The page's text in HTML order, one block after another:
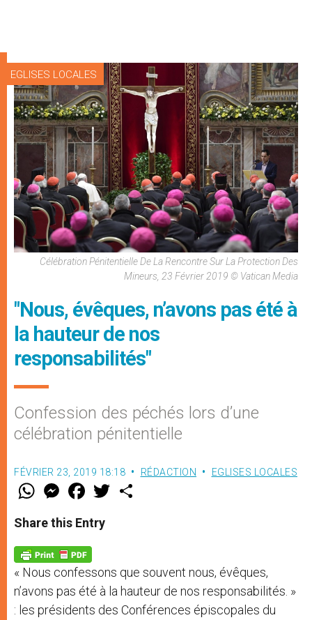
EGLISES LOCALES
Célébration Pénitentielle De La Rencontre Sur La Protection Des
Mineurs, 23 Février 2019 © Vatican Media
"Nous, évêques, n’avons pas été à
la hauteur de nos
responsabilités"
Confession des péchés lors d’une
célébration pénitentielle
FÉVRIER 23, 2019 18:18 RÉDACTION EGLISES LOCALES
W
t
s
p
p
M
e
s
e
g
e
r
F
a
e
b
o
k
w
Share this Entry
« Nous confessons que souvent nous, évêques,
n’avons pas été à la hauteur de nos responsabilités. »
: les présidents des Conférences épiscopales du